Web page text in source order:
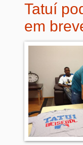
Tatuí
em